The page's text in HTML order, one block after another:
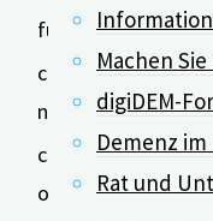
Machen
digiDEM-
Demenz im
Rat und
functional
cookielawinfo-
necessary
cookielawinfo-
others